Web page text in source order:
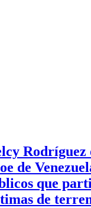
Rodríguez
de
que
de